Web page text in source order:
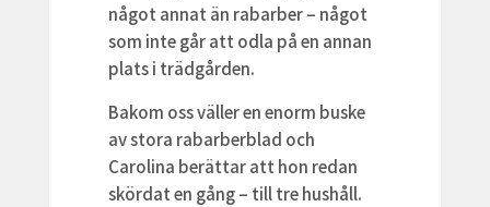
något annat än rabarber – något
som inte går att odla på en annan
plats i trädgården.
Bakom oss väller en enorm buske
av stora rabarberblad och
Carolina berättar att hon redan
skördat en gång – till tre hushåll.